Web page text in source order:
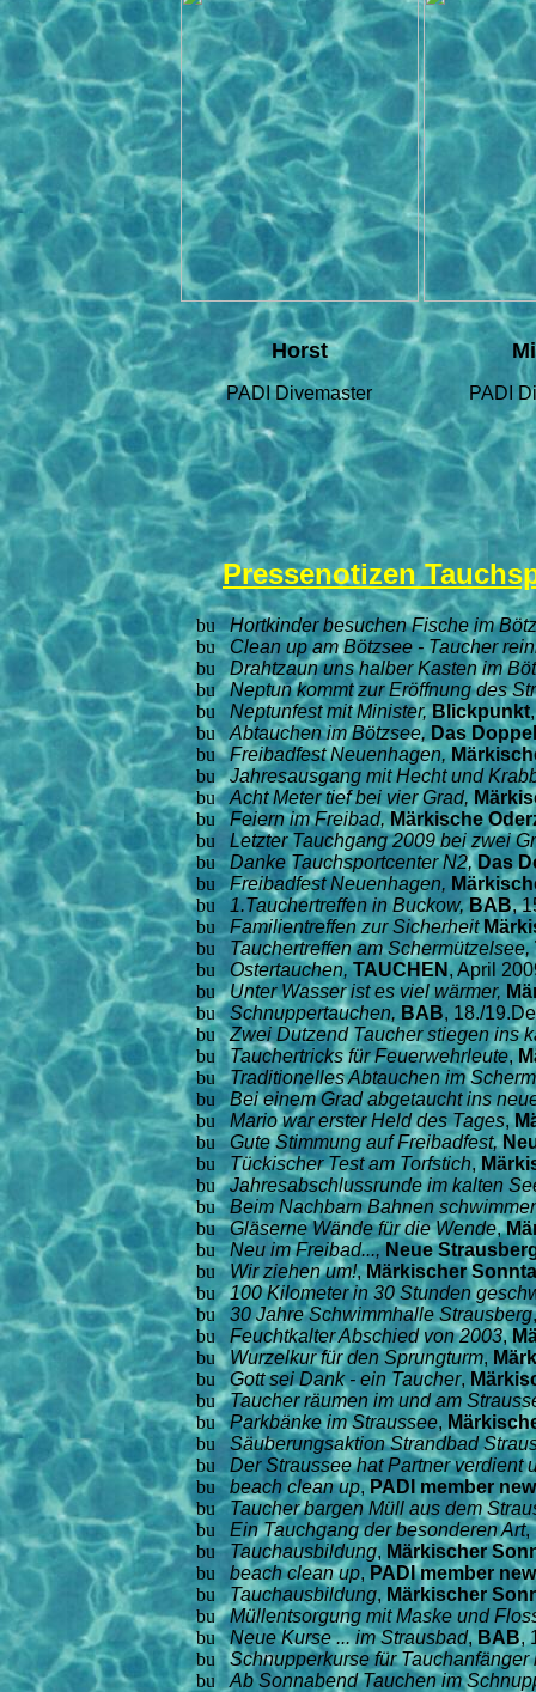
Horst
PADI Divemaster PADI
Pressenotizen
Hortkinder besuchen Fische im
Clean up am Bötzsee - Taucher
Drahtzaun uns halber Kasten im
Neptun kommt zur Eröffnung des
Neptunfest mit Minister, Blickpunkt
Abtauchen im Bötzsee, Das
Freibadfest Neuenhagen,
Jahresausgang mit Hecht und
Acht Meter tief bei vier Grad,
Feiern im Freibad, Märkische
Letzter Tauchgang 2009 bei zwei
Danke Tauchsportcenter N2, Das
Freibadfest Neuenhagen,
1.Tauchertreffen in Buckow, BAB,
Familientreffen zur Sicherheit
Tauchertreffen am Schermützelsee,
Ostertauchen, TAUCHEN , April
Unter Wasser ist es viel wärmer,
Schnuppertauchen, BAB, 18./
Zwei Dutzend Taucher stiegen ins
Tauchertricks für Feuerwehrleute,
Traditionelles Abtauchen im
Bei einem Grad abgetaucht ins
Mario war erster Held des Tages,
Gute Stimmung auf Freibadfest,
Tückischer Test am Torfstich,
Jahresabschlussrunde im kalten
Beim Nachbarn Bahnen
Gläserne Wände für die Wende,
Neu im Freibad..., Neue
Wir ziehen um!,Märkischer
100 Kilometer in 30 Stunden
30 Jahre Schwimmhalle Strausberg
Feuchtkalter Abschied von 2003,
Wurzelkur für den Sprungturm,
Gott sei Dank - ein Taucher,
Taucher räumen im und am
Parkbänke im Straussee,
Säuberungsaktion Strandbad
Der Straussee hat Partner verdient
beach clean up,PADI member
Taucher bargen Müll aus dem
Ein Tauchgang der besonderen Art,
Tauchausbildung, Märkischer
beach clean up, PADI member
Tauchausbildung, Märkischer
Müllentsorgung mit Maske und
Neue Kurse ... im Strausbad, BAB,
Schnupperkurse für Tauchanfänger
Ab Sonnabend Tauchen im